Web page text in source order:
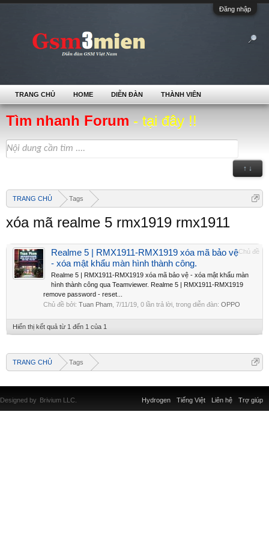
Đăng nhập
Tìm nhanh Forum - tại đây !!
↑ ↓
TRANG CHỦ Tags
xóa mã realme 5 rmx1919 rmx1911
Chủ đề
Realme 5 | RMX1911-RMX1919 xóa mã bảo vệ
- xóa mật khẩu màn hình thành công.
Realme 5 | RMX1911-RMX1919 xóa mã bảo vệ - xóa mật khẩu màn
hình thành công qua Teamviewer. Realme 5 | RMX1911-RMX1919
remove password - reset...
Chủ đề bởi: Tuan Pham 7/11/19 , 0 lần trả lời, trong diễn đàn: OPPO
Hiển thị kết quả từ 1 đến 1 của 1
TRANG CHỦ Tags
TRANG CHỦ HOME DIỄN ĐÀN THÀNH VIÊN
Liên hệ Trợ giúp
Hydrogen Tiếng Việt
Designed by Brivium LLC.